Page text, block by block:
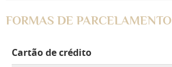
FORMAS DE PARCELAMENTO
Cartão de crédito